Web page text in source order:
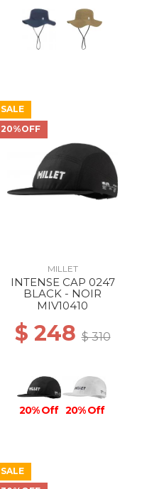
SALE
20%OFF
MILLET
INTENSE CAP 0247
BLACK - NOIR
MIV10410
$ 248$ 310
20% Off 20% Off
SALE